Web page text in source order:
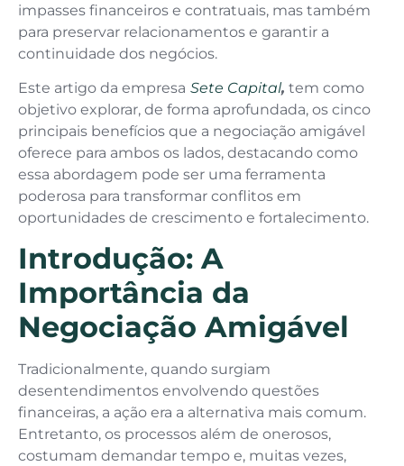
impasses financeiros e contratuais, mas também
para preservar relacionamentos e garantir a
continuidade dos negócios.
Este artigo da empresa Sete Capital, tem como
objetivo explorar, de forma aprofundada, os cinco
principais benefícios que a negociação amigável
oferece para ambos os lados, destacando como
essa abordagem pode ser uma ferramenta
poderosa para transformar conflitos em
oportunidades de crescimento e fortalecimento.
Introdução: A
Importância da
Negociação Amigável
Tradicionalmente, quando surgiam
desentendimentos envolvendo questões
financeiras, a ação era a alternativa mais comum.
Entretanto, os processos além de onerosos,
costumam demandar tempo e, muitas vezes,